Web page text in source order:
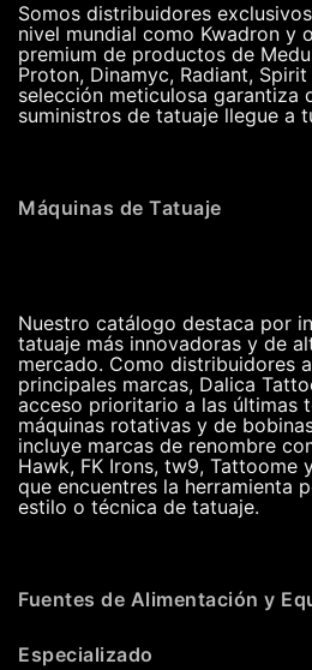
Somos distribuidores
nivel mundial como Kwadron y
premium de productos de
Proton, Dinamyc, Radiant,
selección meticulosa garantiza
suministros de tatuaje llegue a
Máquinas de Tatuaje
Nuestro catálogo destaca por
tatuaje más innovadoras y de
mercado. Como distribuidores
principales marcas, Dalica
acceso prioritario a las últimas
máquinas rotativas y de
incluye marcas de renombre
Hawk, FK Irons, tw9, Tattoome
que encuentres la herramienta
estilo o técnica de tatuaje.
Fuentes de Alimentación y
Especializado